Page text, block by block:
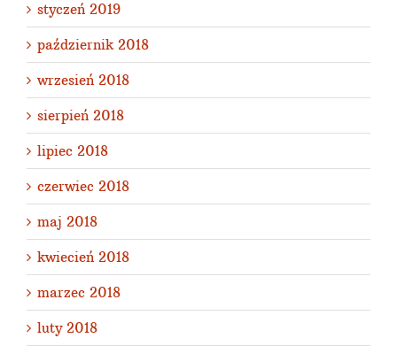
styczeń 2019
październik 2018
wrzesień 2018
sierpień 2018
lipiec 2018
czerwiec 2018
maj 2018
kwiecień 2018
marzec 2018
luty 2018